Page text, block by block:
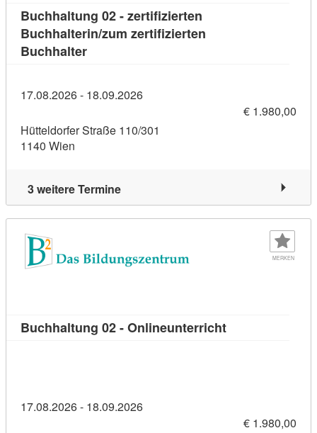
Buchhaltung 02 - zertifizierten
Buchhalterin/zum zertifizierten
BuchhalterKursdetail: Buchhaltung 02 - zertifizierten
17.08.2026 - 18.09.2026
€ 1.980,00
Hütteldorfer Straße 110/301
1140 Wien
3 weitere Termine
MERKEN
Buchhaltung 02 - OnlineunterrichtKursdetail:
17.08.2026 - 18.09.2026
€ 1.980,00